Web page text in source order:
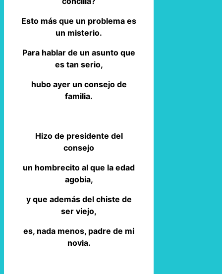
Esto más que un problema es
un misterio.
Para hablar de un asunto que
es tan serio,
hubo ayer un consejo de
familia.
Hizo de presidente del
consejo
un hombrecito al que la edad
agobia,
y que además del chiste de
ser viejo,
es, nada menos, padre de mi
novia.